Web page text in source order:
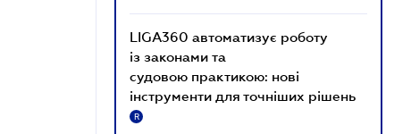
LIGA360 автоматизує роботу
із законами та
судовою практикою: нові
інструменти для точніших рішень
R